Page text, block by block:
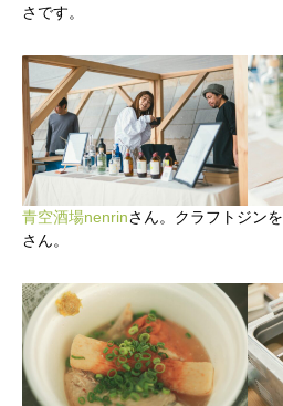
さです。
青空酒場nenrinさん。クラフトジン
さん。